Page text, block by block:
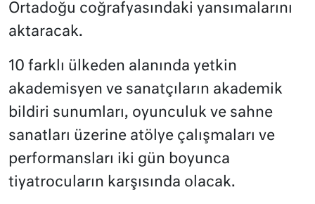
Ortadoğu coğrafyasındaki yansımalarını
aktaracak.
10 farklı ülkeden alanında yetkin
akademisyen ve sanatçıların akademik
bildiri sunumları, oyunculuk ve sahne
sanatları üzerine atölye çalışmaları ve
performansları iki gün boyunca
tiyatrocuların karşısında olacak.